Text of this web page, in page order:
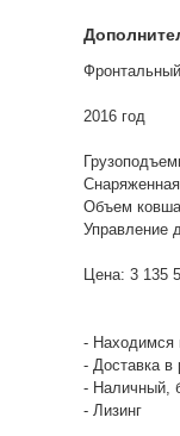
2016 год
Объем
Управление
Цена: 3 135
- Находимся
- Доставка
- Наличный,
- Лизинг